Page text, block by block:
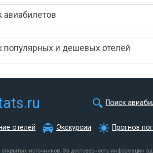
и дешевых отелей
Поиск
отелей Экскурсии Прогноз
открытых источников. За достоверность информации